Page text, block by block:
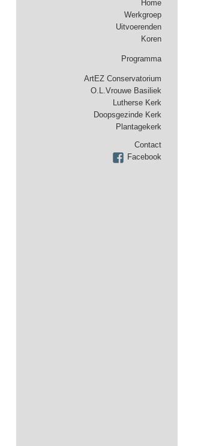
Home
Werkgroep
Uitvoerenden
Koren
Programma
ArtEZ Conservatorium
O.L.Vrouwe Basiliek
Lutherse Kerk
Doopsgezinde Kerk
Plantagekerk
Contact
Facebook